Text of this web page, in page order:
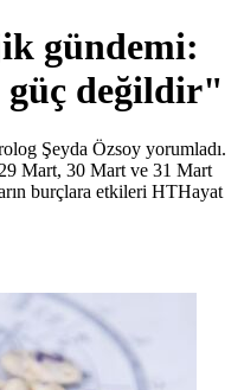
gündemi:
değildir"
Şeyda Özsoy yorumladı.
Mart, 30 Mart ve 31 Mart
burçlara etkileri HTHayat